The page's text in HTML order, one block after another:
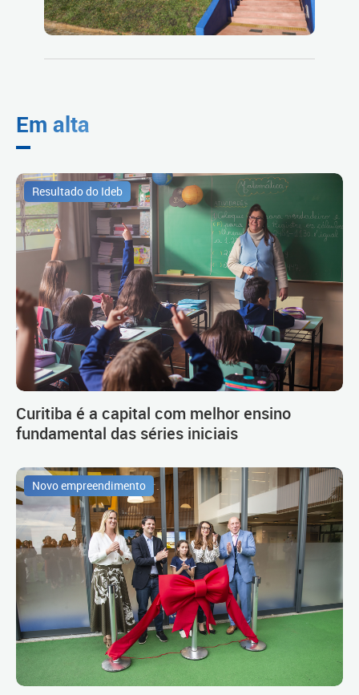
Em alta
Resultado do Ideb
Curitiba é a capital com melhor ensino
fundamental das séries iniciais
Novo empreendimento